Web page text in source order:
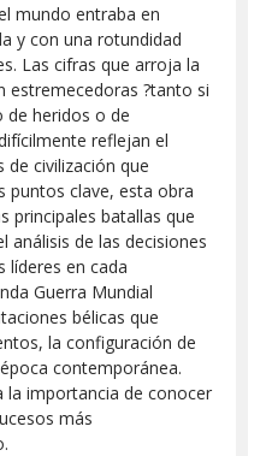
mundo entraba en
y con una rotundidad
Las cifras que arroja la
estremecedoras ?tanto si
heridos o de
reflejan el
civilización que
puntos clave, esta obra
principales batallas que
análisis de las decisiones
líderes en cada
Guerra Mundial
bélicas que
la configuración de
contemporánea.
la importancia de conocer
más